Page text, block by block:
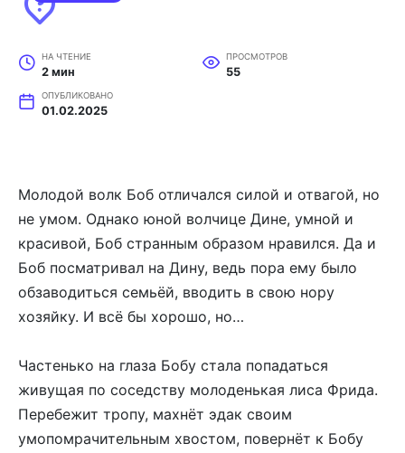
НА ЧТЕНИЕ
2 мин
ПРОСМОТРОВ
55
ОПУБЛИКОВАНО
01.02.2025
Молодой волк Боб отличался силой и отвагой, но
не умом. Однако юной волчице Дине, умной и
красивой, Боб странным образом нравился. Да и
Боб посматривал на Дину, ведь пора ему было
обзаводиться семьёй, вводить в свою нору
хозяйку. И всё бы хорошо, но…
Частенько на глаза Бобу стала попадаться
живущая по соседству молоденькая лиса Фрида.
Перебежит тропу, махнёт эдак своим
умопомрачительным хвостом, повернёт к Бобу